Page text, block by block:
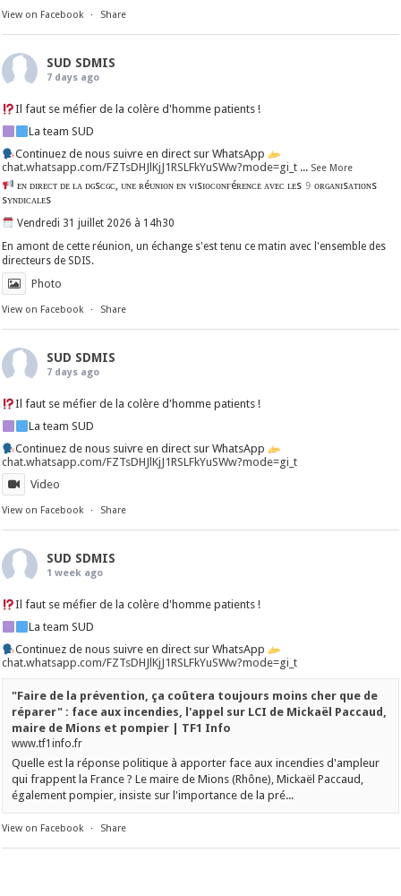
View on Facebook · Share
SUD SDMIS
7 days ago
Il faut se méfier de la colère d'homme patients !
La team SUD
Continuez de nous suivre en direct sur WhatsApp
chat.whatsapp.com/FZTsDHJlKjJ1RSLFkYuSWw?mode=gi_t
ᴇɴ ᴅɪʀᴇᴄᴛ ᴅᴇ ʟᴀ ᴅɢsᴄɢᴄ, ᴜɴᴇ ʀéᴜɴɪᴏɴ ᴇɴ ᴠɪsɪᴏᴄᴏɴғéʀᴇɴᴄᴇ ᴀᴠᴇᴄ ʟᴇs 𝟿 ᴏʀɢᴀɴɪsᴀᴛɪᴏɴs
sʏɴᴅɪᴄᴀʟᴇs
Vendredi 31 juillet 2026 à 14h30
En amont de cette réunion, un échange s'est tenu ce matin avec l'ensemble des
directeurs de SDIS.
... See More
Photo
View on Facebook · Share
SUD SDMIS
7 days ago
Il faut se méfier de la colère d'homme patients !
La team SUD
Continuez de nous suivre en direct sur WhatsApp
chat.whatsapp.com/FZTsDHJlKjJ1RSLFkYuSWw?mode=gi_t
Video
View on Facebook · Share
SUD SDMIS
1 week ago
Il faut se méfier de la colère d'homme patients !
La team SUD
Continuez de nous suivre en direct sur WhatsApp
chat.whatsapp.com/FZTsDHJlKjJ1RSLFkYuSWw?mode=gi_t
"Faire de la prévention, ça coûtera toujours moins cher que de
réparer" : face aux incendies, l'appel sur LCI de Mickaël Paccaud,
maire de Mions et pompier | TF1 Info
www.tf1info.fr
Quelle est la réponse politique à apporter face aux incendies d'ampleur
qui frappent la France ? Le maire de Mions (Rhône), Mickaël Paccaud,
également pompier, insiste sur l'importance de la pré...
View on Facebook · Share